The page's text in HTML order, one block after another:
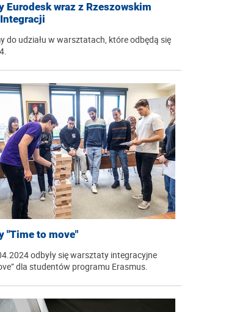
Eurodesk wraz z Rzeszowskim
do udziału w warsztatach, które odbędą się
"Time to move"
odbyły się warsztaty integracyjne
dla studentów programu Erasmus.